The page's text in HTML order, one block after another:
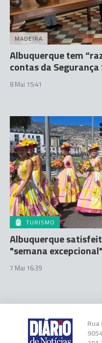
MADEIRA
Albuquerque tem
contas da Segurança
8 Mai 15:41
TURISMO
Albuquerque
"semana
7 Mai 16:39
Rua